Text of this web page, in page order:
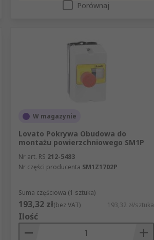
Porównaj
W magazynie
Lovato Pokrywa Obudowa do
montażu powierzchniowego SM1P
Nr art. RS 212-5483
Nr części producenta SM1Z1702P
Suma częściowa (1 sztuka)
193,32 zł(bez VAT) 193,32 zł/sztuka
Ilość